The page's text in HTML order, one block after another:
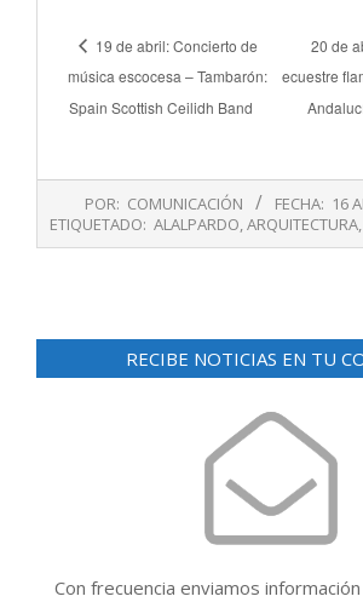
19 de abril: Concierto de
música escocesa – Tambarón:
Spain Scottish Ceilidh Band
20 de
ecuestre
04-
16
POR: COMUNICACIÓN FECHA: 16
ETIQUETADO: ALALPARDO,ARQUITECTURA,
RECIBE NOTICIAS EN TU
Con frecuencia enviamos